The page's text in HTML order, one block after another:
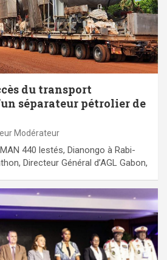
du transport
séparateur pétrolier de
Modérateur
440 lestés, Dianongo à Rabi-
Directeur Général d’AGL Gabon,